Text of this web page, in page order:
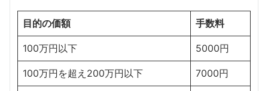
目的の価額 手数料
100万円以下 5000円
100万円を超え200万円以下 7000円